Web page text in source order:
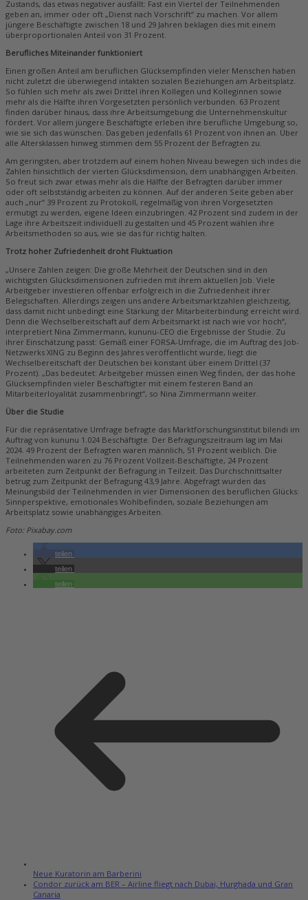
Zustands, das etwas negativer ausfällt: Fast ein Viertel der Teilnehmenden
geben an, immer oder oft „Dienst nach Vorschrift“ zu machen. Vor allem
jüngere Beschäftigte zwischen 18 und 29 Jahren beklagen dies mit einem
überproportionalen Anteil von 31 Prozent.
Berufliches Miteinander funktioniert
Einen großen Anteil am beruflichen Glücksempfinden vieler Menschen haben
nicht zuletzt die überwiegend intakten sozialen Beziehungen am Arbeitsplatz.
So fühlen sich mehr als zwei Drittel ihren Kollegen und Kolleginnen sowie
mehr als die Hälfte ihren Vorgesetzten persönlich verbunden. 63 Prozent
finden darüber hinaus, dass ihre Arbeitsumgebung die Unternehmenskultur
fördert. Vor allem jüngere Beschäftigte erleben ihre berufliche Umgebung so,
wie sie sich das wünschen. Das geben jedenfalls 61 Prozent von ihnen an. Über
alle Altersklassen hinweg stimmen dem 55 Prozent der Befragten zu.
Am geringsten, aber trotzdem auf einem hohen Niveau bewegen sich indes die
Zahlen hinsichtlich der vierten Glücksdimension, dem unabhängigen Arbeiten.
So freut sich zwar etwas mehr als die Hälfte der Befragten darüber immer
oder oft selbstständig arbeiten zu können. Auf der anderen Seite geben aber
auch „nur“ 39 Prozent zu Protokoll, regelmäßig von ihren Vorgesetzten
ermutigt zu werden, eigene Ideen einzubringen. 42 Prozent sind zudem in der
Lage ihre Arbeitszeit individuell zu gestalten und 45 Prozent wählen ihre
Arbeitsmethoden so aus, wie sie das für richtig halten.
Trotz hoher Zufriedenheit droht Fluktuation
„Unsere Zahlen zeigen: Die große Mehrheit der Deutschen sind in den
wichtigsten Glücksdimensionen zufrieden mit ihrem aktuellen Job. Viele
Arbeitgeber investieren offenbar erfolgreich in die Zufriedenheit ihrer
Belegschaften. Allerdings zeigen uns andere Arbeitsmarktzahlen gleichzeitig,
dass damit nicht unbedingt eine Stärkung der Mitarbeiterbindung erreicht wird.
Denn die Wechselbereitschaft auf dem Arbeitsmarkt ist nach wie vor hoch“,
interpretiert Nina Zimmermann, kununu-CEO die Ergebnisse der Studie. Zu
ihrer Einschätzung passt: Gemäß einer FORSA-Umfrage, die im Auftrag des Job-
Netzwerks XING zu Beginn des Jahres veröffentlicht wurde, liegt die
Wechselbereitschaft der Deutschen bei konstant über einem Drittel (37
Prozent). „Das bedeutet: Arbeitgeber müssen einen Weg finden, der das hohe
Glücksempfinden vieler Beschäftigter mit einem festeren Band an
Mitarbeiterloyalität zusammenbringt“, so Nina Zimmermann weiter.
Über die Studie
Für die repräsentative Umfrage befragte das Marktforschungsinstitut bilendi im
Auftrag von kununu 1.024 Beschäftigte. Der Befragungszeitraum lag im Mai
2024. 49 Prozent der Befragten waren männlich, 51 Prozent weiblich. Die
Teilnehmenden waren zu 76 Prozent Vollzeit-Beschäftigte, 24 Prozent
arbeiteten zum Zeitpunkt der Befragung in Teilzeit. Das Durchschnittsalter
betrug zum Zeitpunkt der Befragung 43,9 Jahre. Abgefragt wurden das
Meinungsbild der Teilnehmenden in vier Dimensionen des beruflichen Glücks:
Sinnperspektive, emotionales Wohlbefinden, soziale Beziehungen am
Arbeitsplatz sowie unabhängiges Arbeiten.
Foto: Pixabay.com
teilen
teilen
teilen
Neue Kuratorin am Barberini
Condor zurück am BER – Airline fliegt nach Dubai, Hurghada und Gran
Canaria